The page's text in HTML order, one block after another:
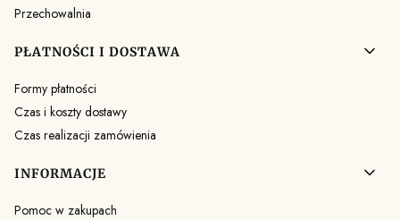
Przechowalnia
PŁATNOŚCI I DOSTAWA
Formy płatności
Czas i koszty dostawy
Czas realizacji zamówienia
INFORMACJE
Pomoc w zakupach